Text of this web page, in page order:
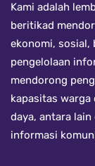
Kami adalah
beritikad
ekonomi, sosial,
pengelolaan
mendorong
kapasitas
daya, antara
informasi